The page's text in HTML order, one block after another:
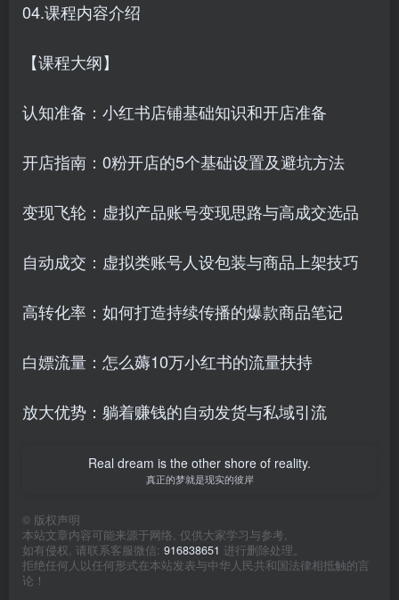
04.课程内容介绍
【课程大纲】
认知准备：小红书店铺基础知识和开店准备
开店指南：0粉开店的5个基础设置及避坑方法
变现飞轮：虚拟产品账号变现思路与高成交选品
自动成交：虚拟类账号人设包装与商品上架技巧
高转化率：如何打造持续传播的爆款商品笔记
白嫖流量：怎么薅10万小红书的流量扶持
放大优势：躺着赚钱的自动发货与私域引流
Real dream is the other shore of reality.
真正的梦就是现实的彼岸
© 版权声明
本站文章内容可能来源于网络, 仅供大家学习与参考,
如有侵权, 请联系客服微信: 916838651 进行删除处理。
拒绝任何人以任何形式在本站发表与中华人民共和国法律相抵触的言
论！